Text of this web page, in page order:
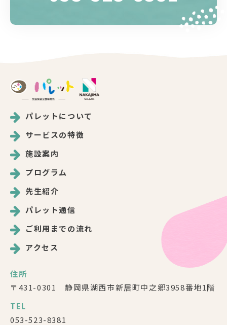
パレットについて
サービスの特徴
施設案内
プログラム
先生紹介
パレット通信
ご利用までの流れ
アクセス
住所
〒431-0301 静岡県湖西市新居町中之郷3958番地1階
TEL
053-523-8381